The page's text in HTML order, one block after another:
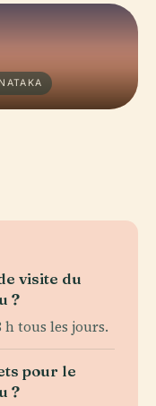
visite du
?
h tous les jours.
pour le
?